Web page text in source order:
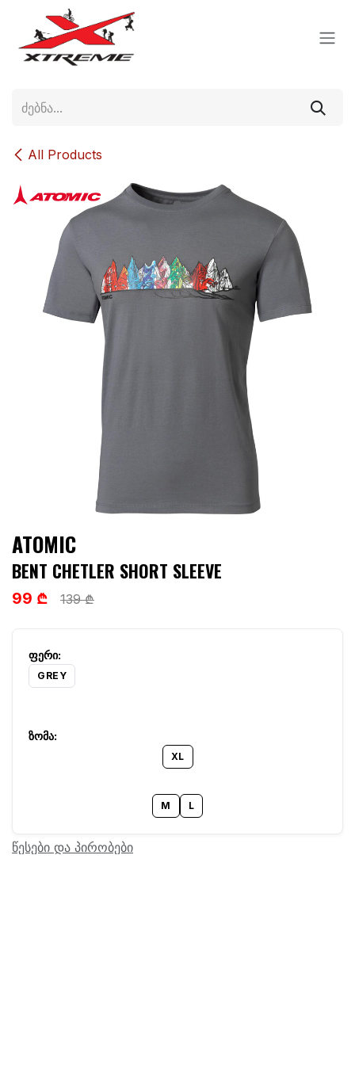
Skip to Content
All Products
ATOMIC
BENT CHETLER SHORT SLEEVE
99 ₾ 139 ₾
GREY
XL
M L
წესები და პირობები